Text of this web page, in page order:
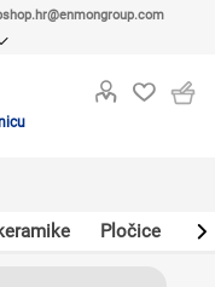
Pločice